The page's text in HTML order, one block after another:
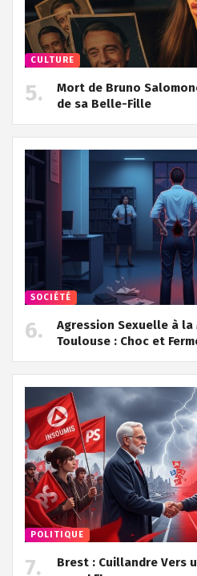
CULTURE
Mort de Bruno
de sa Belle-Fille
SOCIÉTÉ
Agression Sexuelle à
Toulouse : Choc et
POLITIQUE
Brest : Cuillandre Vers